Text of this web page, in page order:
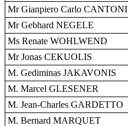
Mr Gianpiero Carlo CANTONI
Mr Gebhard NEGELE
Ms Renate WOHLWEND
Mr Jonas CEKUOLIS
M. Gediminas JAKAVONIS
M. Marcel GLESENER
M. Jean-Charles GARDETTO
M. Bernard MARQUET